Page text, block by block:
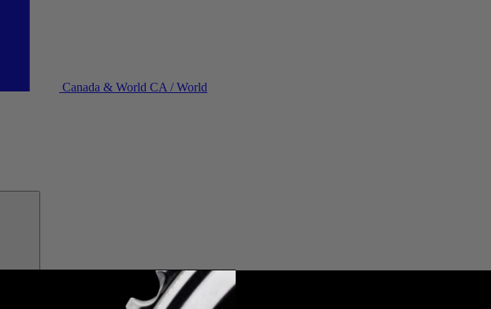
Canada & World CA / World